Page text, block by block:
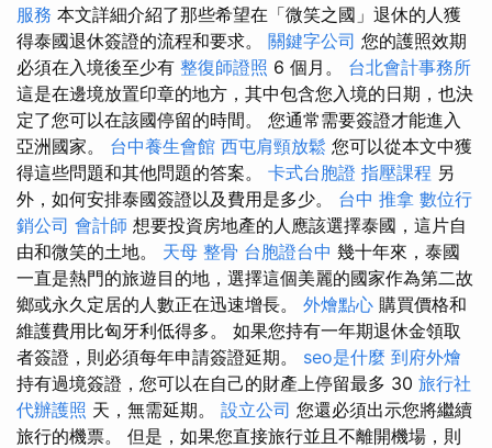
服務 本文詳細介紹了那些希望在「微笑之國」退休的人獲
得泰國退休簽證的流程和要求。 關鍵字公司 您的護照效期
必須在入境後至少有 整復師證照 6 個月。 台北會計事務所
這是在邊境放置印章的地方，其中包含您入境的日期，也決
定了您可以在該國停留的時間。 您通常需要簽證才能進入
亞洲國家。 台中養生會館 西屯肩頸放鬆 您可以從本文中獲
得這些問題和其他問題的答案。 卡式台胞證 指壓課程 另
外，如何安排泰國簽證以及費用是多少。 台中 推拿 數位行
銷公司 會計師 想要投資房地產的人應該選擇泰國，這片自
由和微笑的土地。 天母 整骨 台胞證台中 幾十年來，泰國
一直是熱門的旅遊目的地，選擇這個美麗的國家作為第二故
鄉或永久定居的人數正在迅速增長。 外燴點心 購買價格和
維護費用比匈牙利低得多。 如果您持有一年期退休金領取
者簽證，則必須每年申請簽證延期。 seo是什麼 到府外燴
持有過境簽證，您可以在自己的財產上停留最多 30 旅行社
代辦護照 天，無需延期。 設立公司 您還必須出示您將繼續
旅行的機票。 但是，如果您直接旅行並且不離開機場，則